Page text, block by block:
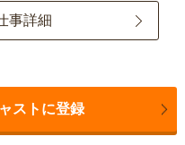
事詳細
ストに登録